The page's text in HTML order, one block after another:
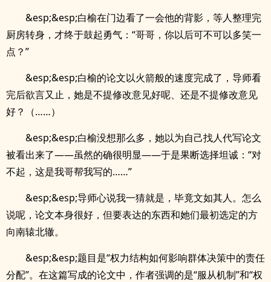
&esp;&esp;白榆在门边看了一会他的背影，等人整理完
厨房转身，才终于鼓起勇气：“哥哥，你以后可不可以多笑一
点？”
&esp;&esp;白榆的论文以火箭般的速度完成了，导师看
完后欲言又止，她是不提修改意见好呢、还是不提修改意见
好？（……）
&esp;&esp;白榆没想那么多，她以为自己找人代写论文
被看出来了——虽然的确很明显——于是果断选择坦诚：“对
不起，这是我哥帮我写的……”
&esp;&esp;导师心说我一猜就是，毕竟文如其人。怎么
说呢，论文本身很好，但要表达的东西和她们最初选定的方
向南辕北辙。
&esp;&esp;题目是“权力结构如何影响群体决策中的责任
分配”。在这篇写成的论文中，作者强调的是“服从机制”和“权